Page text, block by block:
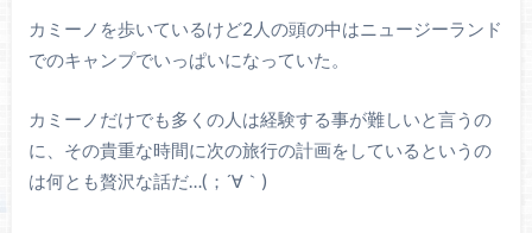
カミーノを歩いているけど2人の頭の中はニュージーランド
でのキャンプでいっぱいになっていた。
カミーノだけでも多くの人は経験する事が難しいと言うの
に、その貴重な時間に次の旅行の計画をしているというの
は何とも贅沢な話だ…(；´∀｀)